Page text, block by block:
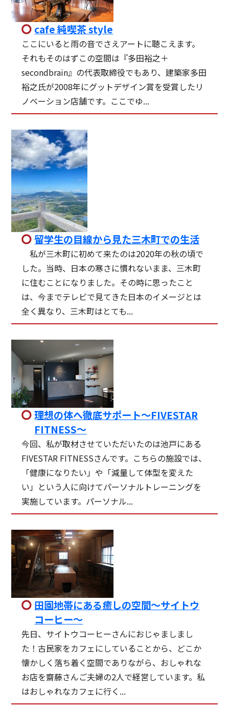
cafe 純喫茶 style
ここにいると雨の音でさえアートに聴こえます。
それもそのはずこの空間は『多田裕之＋
secondbrain』の代表取締役でもあり、建築家多田
裕之氏が2008年にグットデザイン賞を受賞したリ
ノベーション店舗です。ここでゆ...
留学生の目線から見た三木町での生活
私が三木町に初めて来たのは2020年の秋の頃で
した。当時、日本の寒さに慣れないまま、三木町
に住むことになりました。その時に思ったこと
は、今までテレビで見てきた日本のイメージとは
全く異なり、三木町はとても...
理想の体へ徹底サポート～FIVESTAR
FITNESS～
今回、私が取材させていただいたのは池戸にある
FIVESTAR FITNESSさんです。こちらの施設では、
「健康になりたい」や「減量して体型を変えた
い」という人に向けてパーソナルトレーニングを
実施しています。パーソナル...
田園地帯にある癒しの空間～サイトウ
コーヒー～
先日、サイトウコーヒーさんにおじゃましまし
た！古民家をカフェにしていることから、どこか
懐かしく落ち着く空間でありながら、おしゃれな
お店を齋藤さんご夫婦の2人で経営しています。私
はおしゃれなカフェに行く...